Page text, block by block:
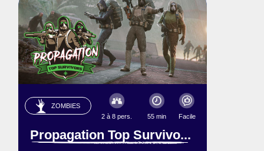
ZOMBIES
2 à 8 pers.
55 min Facile
Propagation Top Survivo...